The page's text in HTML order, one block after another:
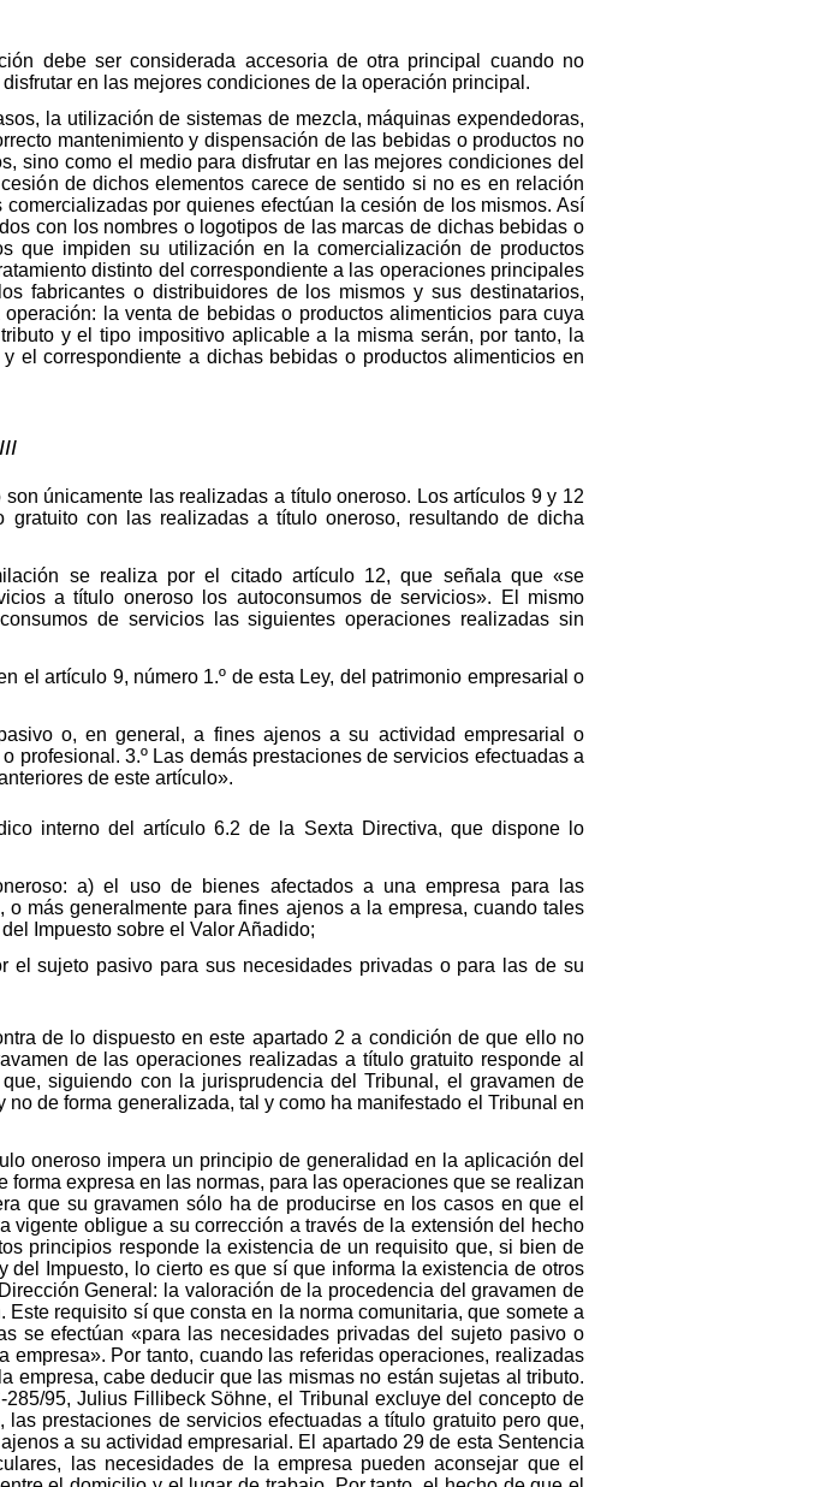
debe ser considerada accesoria de otra principal cuando no
en las mejores condiciones de la operación principal.
la utilización de sistemas de mezcla, máquinas expendedoras,
mantenimiento y dispensación de las bebidas o productos no
sino como el medio para disfrutar en las mejores condiciones del
de dichos elementos carece de sentido si no es en relación
por quienes efectúan la cesión de los mismos. Así
con los nombres o logotipos de las marcas de dichas bebidas o
que impiden su utilización en la comercialización de productos
distinto del correspondiente a las operaciones principales
fabricantes o distribuidores de los mismos y sus destinatarios,
la venta de bebidas o productos alimenticios para cuya
y el tipo impositivo aplicable a la misma serán, por tanto, la
el correspondiente a dichas bebidas o productos alimenticios en
III
únicamente las realizadas a título oneroso. Los artículos 9 y 12
con las realizadas a título oneroso, resultando de dicha
se realiza por el citado artículo 12, que señala que «se
a título oneroso los autoconsumos de servicios». El mismo
de servicios las siguientes operaciones realizadas sin
el artículo 9, número 1.º de esta Ley, del patrimonio empresarial o
o, en general, a fines ajenos a su actividad empresarial o
profesional. 3.º Las demás prestaciones de servicios efectuadas a
de este artículo».
interno del artículo 6.2 de la Sexta Directiva, que dispone lo
a) el uso de bienes afectados a una empresa para las
más generalmente para fines ajenos a la empresa, cuando tales
Impuesto sobre el Valor Añadido;
el sujeto pasivo para sus necesidades privadas o para las de su
de lo dispuesto en este apartado 2 a condición de que ello no
de las operaciones realizadas a título gratuito responde al
siguiendo con la jurisprudencia del Tribunal, el gravamen de
de forma generalizada, tal y como ha manifestado el Tribunal en
oneroso impera un principio de generalidad en la aplicación del
expresa en las normas, para las operaciones que se realizan
que su gravamen sólo ha de producirse en los casos en que el
obligue a su corrección a través de la extensión del hecho
principios responde la existencia de un requisito que, si bien de
Impuesto, lo cierto es que sí que informa la existencia de otros
General: la valoración de la procedencia del gravamen de
requisito sí que consta en la norma comunitaria, que somete a
se efectúan «para las necesidades privadas del sujeto pasivo o
Por tanto, cuando las referidas operaciones, realizadas
cabe deducir que las mismas no están sujetas al tributo.
95, Julius Fillibeck Söhne, el Tribunal excluye del concepto de
prestaciones de servicios efectuadas a título gratuito pero que,
a su actividad empresarial. El apartado 29 de esta Sentencia
las necesidades de la empresa pueden aconsejar que el